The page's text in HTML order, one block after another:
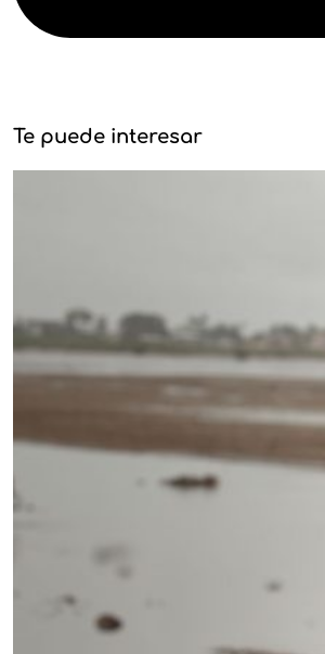
Te puede interesar